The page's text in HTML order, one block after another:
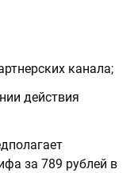
канала;
действия
за 789 рублей в